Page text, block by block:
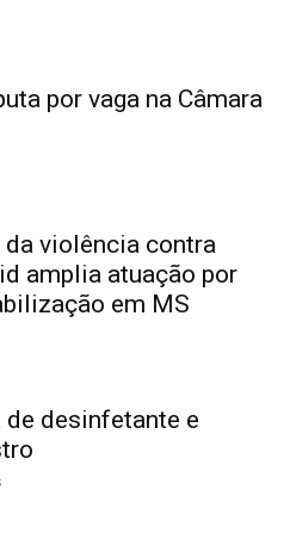
por vaga na Câmara
violência contra
amplia atuação por
em MS
desinfetante e